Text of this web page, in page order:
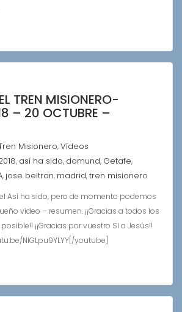
TREN MISIONERO-
– 20 OCTUBRE –
Misionero,Vídeos
, así ha sido, domund, Getafe,
, jose beltran, madrid,tren misionero
Así ha sido, pero de momento podemos
video – resumen. ¡¡Gracias a todos los
¡¡Gracias por vuestro SI a Jesús!!
NlGLpu9YLYY[/youtube]